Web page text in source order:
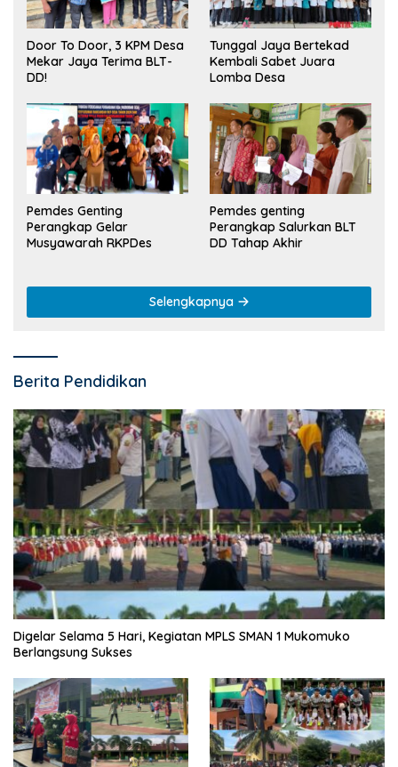
Door To Door, 3 KPM Desa
Mekar Jaya Terima BLT-
DD!
Tunggal Jaya Bertekad
Kembali Sabet Juara
Lomba Desa
Pemdes Genting
Perangkap Gelar
Musyawarah RKPDes
Pemdes genting
Perangkap Salurkan BLT
DD Tahap Akhir
Selengkapnya
Berita Pendidikan
Digelar Selama 5 Hari, Kegiatan MPLS SMAN 1 Mukomuko
Berlangsung Sukses